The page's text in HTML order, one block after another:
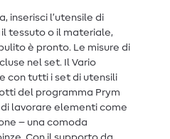
inserisci l’utensile di
tessuto o il materiale,
è pronto. Le misure di
nel set. Il Vario
con tutti i set di utensili
del programma Prym
lavorare elementi come
– una comoda